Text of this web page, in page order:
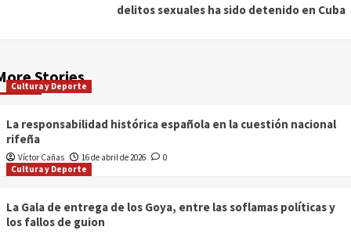
delitos sexuales ha sido detenido en Cuba
Stories
Cultura y Deporte
La responsabilidad histórica española en la cuestión nacional
rifeña
Víctor Cañas 16 de abril de 2026
0
Cultura y Deporte
La Gala de entrega de los Goya, entre las soflamas políticas y
los fallos de guion